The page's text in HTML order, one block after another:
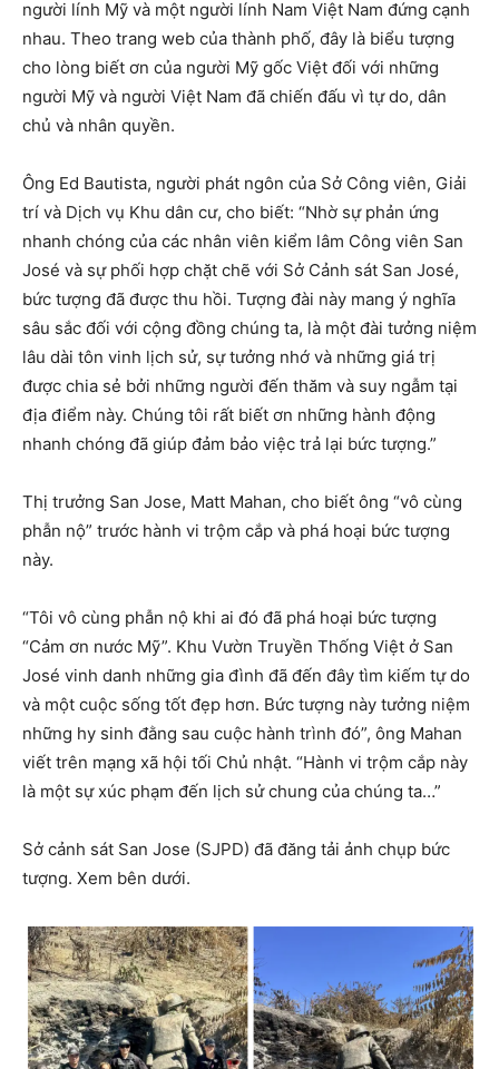
người lính Mỹ và một người lính Nam Việt Nam đứng cạnh
nhau. Theo trang web của thành phố, đây là biểu tượng
cho lòng biết ơn của người Mỹ gốc Việt đối với những
người Mỹ và người Việt Nam đã chiến đấu vì tự do, dân
chủ và nhân quyền.
Ông Ed Bautista, người phát ngôn của Sở Công viên, Giải
trí và Dịch vụ Khu dân cư, cho biết: “Nhờ sự phản ứng
nhanh chóng của các nhân viên kiểm lâm Công viên San
José và sự phối hợp chặt chẽ với Sở Cảnh sát San José,
bức tượng đã được thu hồi. Tượng đài này mang ý nghĩa
sâu sắc đối với cộng đồng chúng ta, là một đài tưởng niệm
lâu dài tôn vinh lịch sử, sự tưởng nhớ và những giá trị
được chia sẻ bởi những người đến thăm và suy ngẫm tại
địa điểm này. Chúng tôi rất biết ơn những hành động
nhanh chóng đã giúp đảm bảo việc trả lại bức tượng.”
Thị trưởng San Jose, Matt Mahan, cho biết ông “vô cùng
phẫn nộ” trước hành vi trộm cắp và phá hoại bức tượng
này.
“Tôi vô cùng phẫn nộ khi ai đó đã phá hoại bức tượng
“Cảm ơn nước Mỹ”. Khu Vườn Truyền Thống Việt ở San
José vinh danh những gia đình đã đến đây tìm kiếm tự do
và một cuộc sống tốt đẹp hơn. Bức tượng này tưởng niệm
những hy sinh đằng sau cuộc hành trình đó”, ông Mahan
viết trên mạng xã hội tối Chủ nhật. “Hành vi trộm cắp này
là một sự xúc phạm đến lịch sử chung của chúng ta…”
Sở cảnh sát San Jose (SJPD) đã đăng tải ảnh chụp bức
tượng. Xem bên dưới.